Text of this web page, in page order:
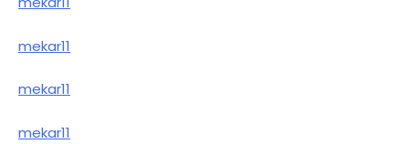
mekar11
mekar11
mekar11